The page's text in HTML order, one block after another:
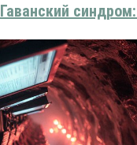
Гаванский